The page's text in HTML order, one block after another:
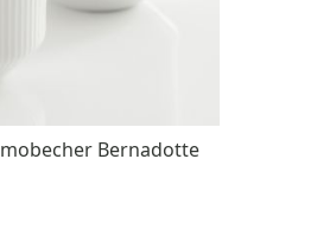
Bernadotte